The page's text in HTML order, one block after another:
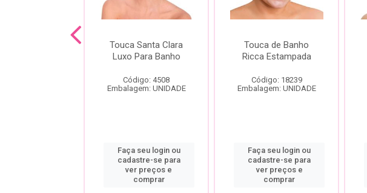
Touca Santa Clara
Luxo Para Banho
Código: 4508
Embalagem: UNIDADE
Faça seu login ou
cadastre-se para
ver preços e
comprar
Touca de Banho
Ricca Estampada
Código: 18239
Embalagem: UNIDADE
Faça seu login ou
cadastre-se para
ver preços e
comprar